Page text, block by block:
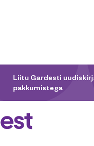
Liitu Gardesti
pakkumistega